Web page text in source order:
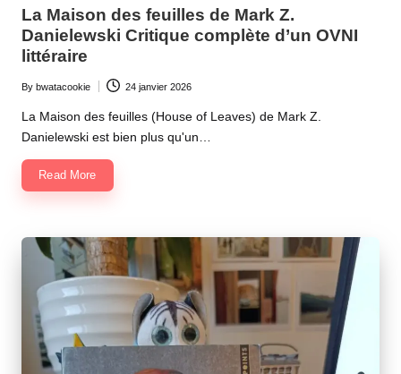
La Maison des feuilles de Mark Z.
Danielewski Critique complète d’un OVNI
littéraire
Posted
by
By bwatacookie 24 janvier 2026
La Maison des feuilles (House of Leaves) de Mark Z.
Danielewski est bien plus qu'un…
Read More